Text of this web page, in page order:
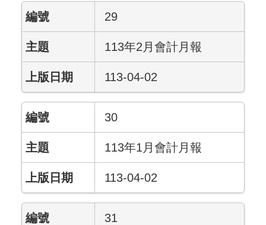
29
113年2月會計月報
113-04-02
30
113年1月會計月報
113-04-02
31